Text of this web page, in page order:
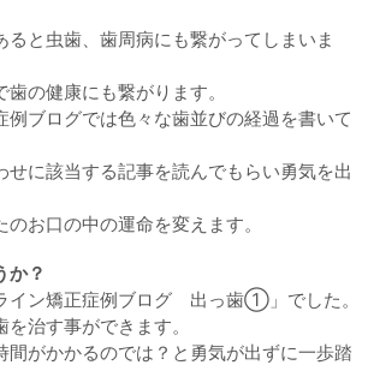
ると虫歯、歯周病にも繋がってしまいま
の健康にも繋がります。
例ブログでは色々な歯並びの経過を書いて
せに該当する記事を読んでもらい勇気を出
お口の中の運命を変えます。
か？
イン矯正症例ブログ 出っ歯①」でした。
治す事ができます。
間がかかるのでは？と勇気が出ずに一歩踏